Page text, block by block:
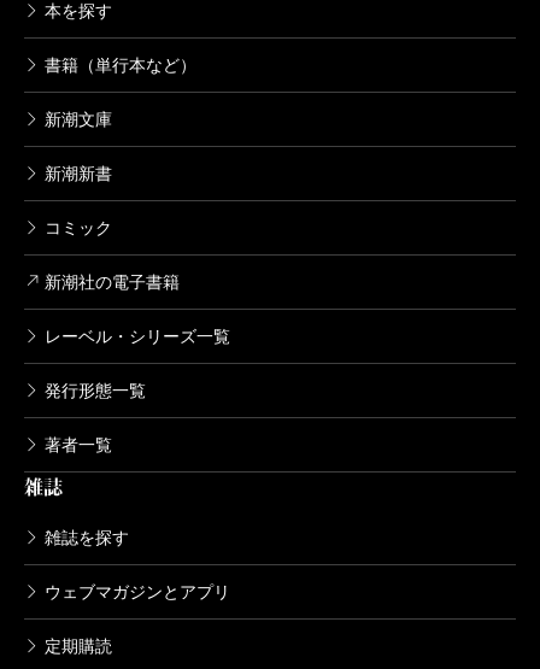
本を探す
書籍（単行本など）
新潮文庫
新潮新書
コミック
新潮社の電子書籍
レーベル・シリーズ一覧
発行形態一覧
著者一覧
雑誌
雑誌を探す
ウェブマガジンとアプリ
定期購読